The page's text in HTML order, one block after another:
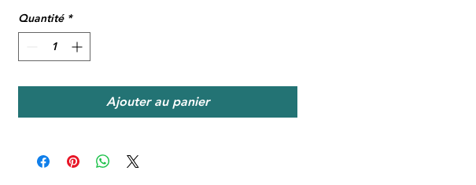
Quantité *
Ajouter au panier